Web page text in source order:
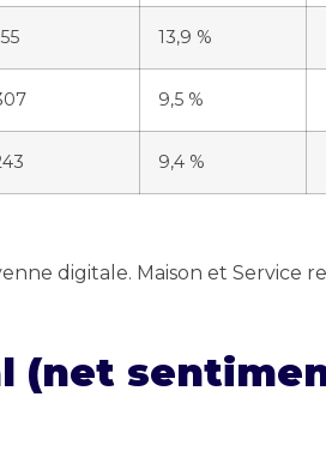
13,9 %
9,5 %
9,4 %
digitale. Maison et Service
(net